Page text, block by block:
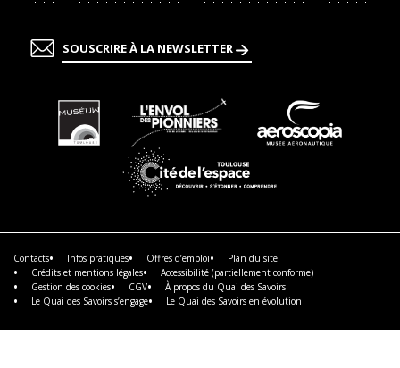
SOUSCRIRE À LA NEWSLETTER
En
savoir
plus
Contacts Infos pratiques Offres d’emploi
Plan du site
Crédits et mentions légales
Accessibilité (partiellement conforme)
Gestion des cookies
CGV
À propos du Quai des Savoirs
Le Quai des Savoirs s’engage
Le Quai des Savoirs en évolution